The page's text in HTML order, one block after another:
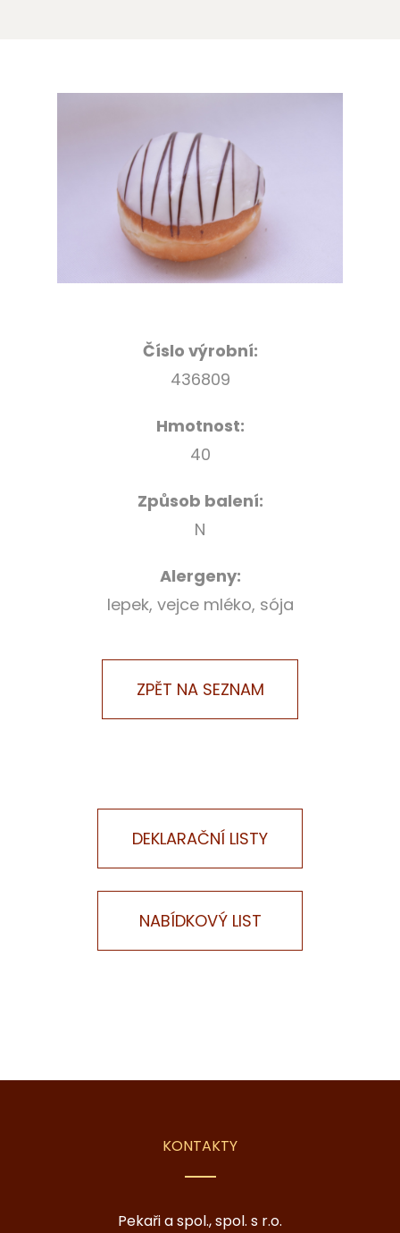
Číslo výrobní:
436809
Hmotnost:
40
Způsob balení:
N
Alergeny:
lepek, vejce mléko, sója
DEKLARAČNÍ LISTY
NABÍDKOVÝ LIST
KONTAKTY
Pekaři a spol., spol. s r.o.